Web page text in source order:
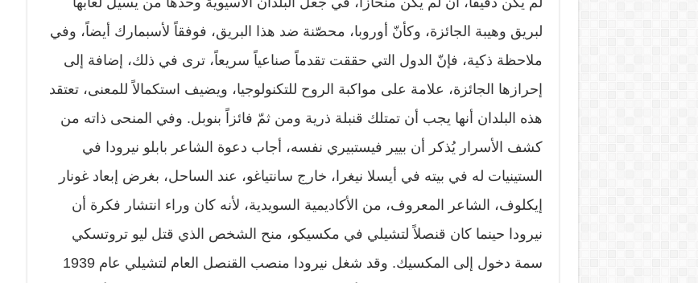
لبريق وهيبة الجائزة، وكأنّ أوروبا، محصّنة ضد هذا البريق، فوفقاً لأسبمارك أيضاً، وفي
ملاحظة ذكية، فإنّ الدول التي حققت تقدماً صناعياً سريعاً، ترى في ذلك، إضافة إلى
إحرازها الجائزة، علامة على مواكبة الروح للتكنولوجيا، ويضيف استكمالاً للمعنى، تعتقد
هذه البلدان أنها يجب أن تمتلك قنبلة ذرية ومن ثمّ فائزاً بنوبل. وفي المنحى ذاته من
كشف الأسرار يُذكر أن بيير فيستبيري نفسه، أجاب دعوة الشاعر بابلو نيرودا في
الستينيات له في بيته في أيسلا نيغرا، خارج سانتياغو، عند الساحل، بغرض إبعاد غونار
إيكلوف، الشاعر المعروف، من الأكاديمية السويدية، لأنه كان وراء انتشار فكرة أن
نيرودا حينما كان قنصلاً لتشيلي في مكسيكو، منح الشخص الذي قتل ليو تروتسكي
سمة دخول إلى المكسيك. وقد شغل نيرودا منصب القنصل العام لتشيلي عام 1939